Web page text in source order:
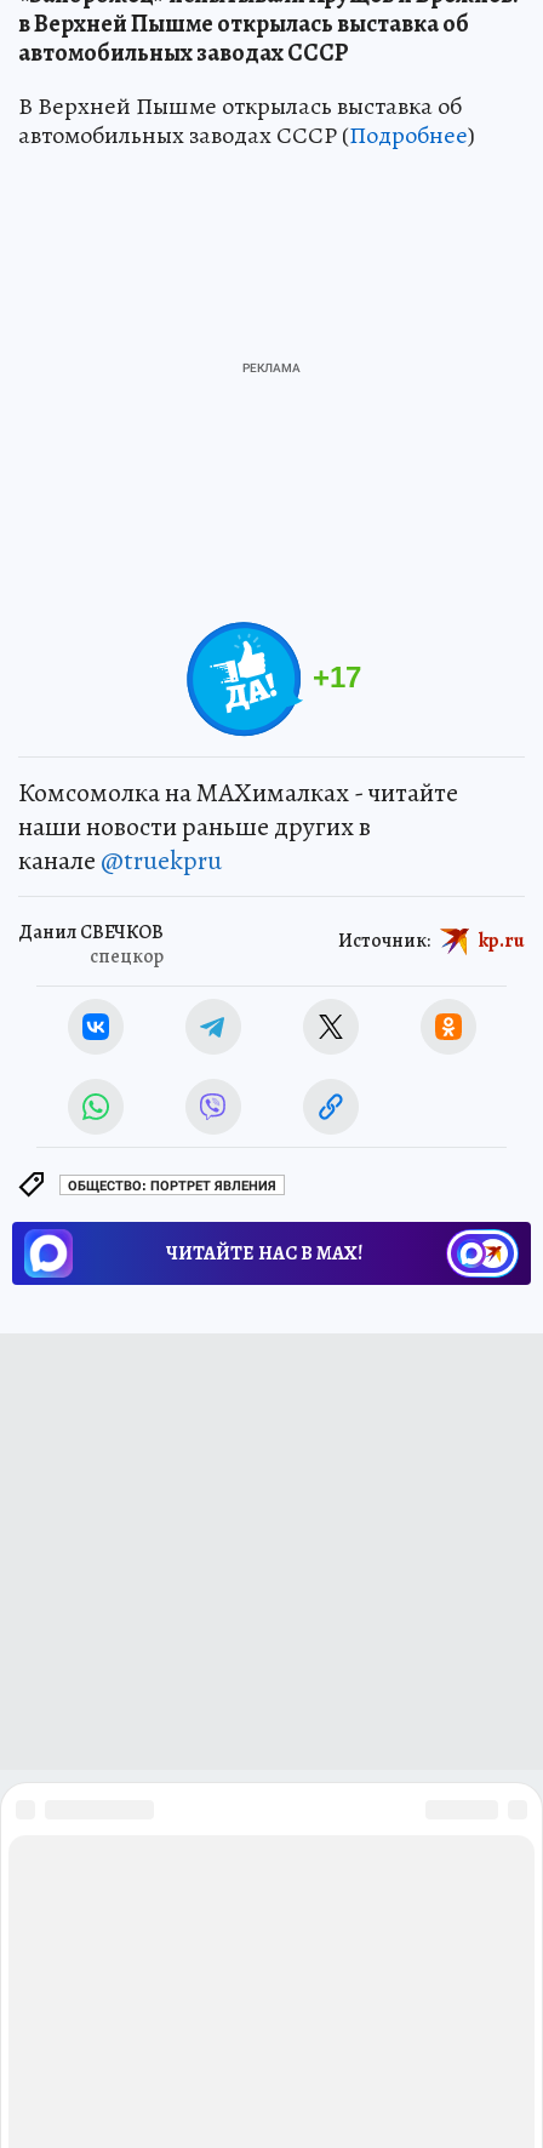
в Верхней Пышме открылась выставка об
автомобильных заводах СССР
В Верхней Пышме открылась выставка об
автомобильных заводах СССР (Подробнее)
+17
Комсомолка на MAXималках - читайте
наши новости раньше других в
канале @truekpru
Данил СВЕЧКОВ
спецкор
Источник: kp.ru
ОБЩЕСТВО: ПОРТРЕТ ЯВЛЕНИЯ
ЧИТАЙТЕ НАС В МАХ!